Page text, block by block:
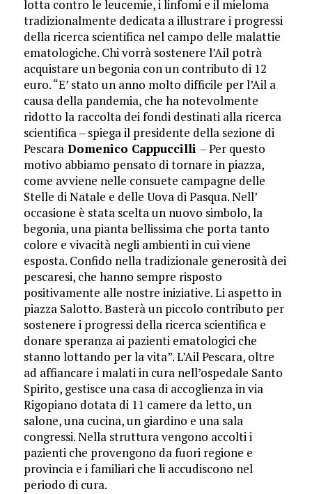
lotta contro le leucemie, i linfomi e il mieloma
tradizionalmente dedicata a illustrare i progressi
della ricerca scientifica nel campo delle malattie
ematologiche. Chi vorrà sostenere l’Ail potrà
acquistare un begonia con un contributo di 12
euro. “E’ stato un anno molto difficile per l’Ail a
causa della pandemia, che ha notevolmente
ridotto la raccolta dei fondi destinati alla ricerca
scientifica – spiega il presidente della sezione di
PescaraDomenico Cappuccilli – Per questo
motivo abbiamo pensato di tornare in piazza,
come avviene nelle consuete campagne delle
Stelle di Natale e delle Uova di Pasqua. Nell’
occasione è stata scelta un nuovo simbolo, la
begonia, una pianta bellissima che porta tanto
colore e vivacità negli ambienti in cui viene
esposta. Confido nella tradizionale generosità dei
pescaresi, che hanno sempre risposto
positivamente alle nostre iniziative. Li aspetto in
piazza Salotto. Basterà un piccolo contributo per
sostenere i progressi della ricerca scientifica e
donare speranza ai pazienti ematologici che
stanno lottando per la vita”. L’Ail Pescara, oltre
ad affiancare i malati in cura nell’ospedale Santo
Spirito, gestisce una casa di accoglienza in via
Rigopiano dotata di 11 camere da letto, un
salone, una cucina, un giardino e una sala
congressi. Nella struttura vengono accolti i
pazienti che provengono da fuori regione e
provincia e i familiari che li accudiscono nel
periodo di cura.